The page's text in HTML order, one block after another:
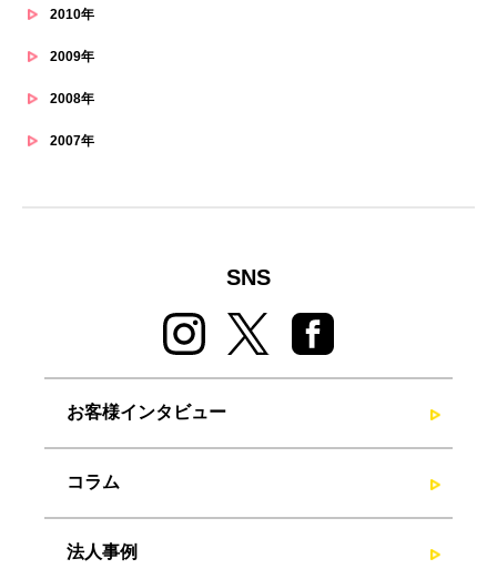
2010年
2009年
2008年
2007年
SNS
お客様インタビュー
コラム
法人事例